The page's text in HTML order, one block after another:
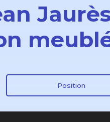
Position